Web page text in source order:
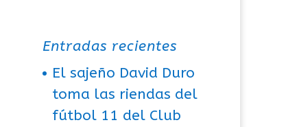
Entradas recientes
El sajeño David Duro
toma las riendas del
fútbol 11 del Club